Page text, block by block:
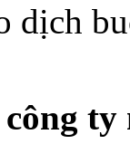
dịch
ty